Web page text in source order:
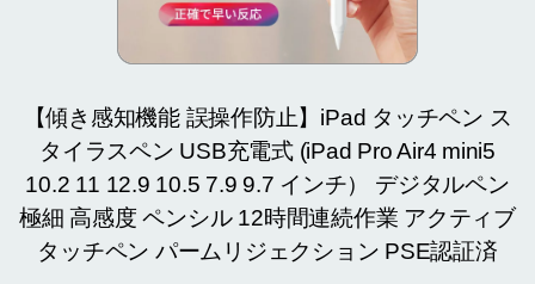
【傾き感知機能 誤操作防止】iPad タッチペン ス
タイラスペン USB充電式 (iPad Pro Air4 mini5
10.2 11 12.9 10.5 7.9 9.7 インチ） デジタルペン
極細 高感度 ペンシル 12時間連続作業 アクティブ
タッチペン パームリジェクション PSE認証済